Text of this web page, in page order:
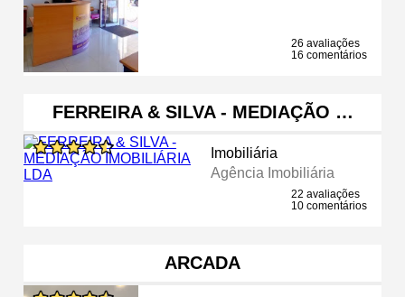
26 avaliações
16 comentários
FERREIRA & SILVA - MEDIAÇÃO …
Imobiliária
Agência Imobiliária
22 avaliações
10 comentários
ARCADA